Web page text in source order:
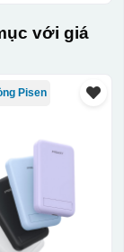
với giá
Pisen